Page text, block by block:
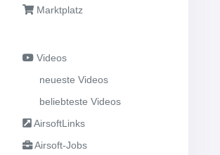
Marktplatz
Videos
neueste Videos
beliebteste Videos
AirsoftLinks
Airsoft-Jobs